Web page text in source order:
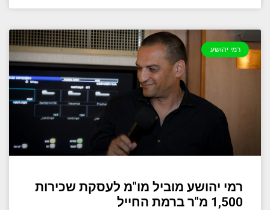
רמי יהושע
רמי יהושע מוביל מו"מ לעסקת שכירות
1,500 מ"ר ברמת החייל